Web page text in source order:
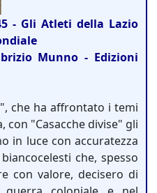
- Gli Atleti della Lazio
Munno - Edizioni
che ha affrontato i temi
con "Casacche divise" gli
in luce con accuratezza
che, spesso
con valore, decisero di